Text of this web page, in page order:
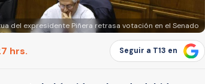
del expresidente Piñera retrasa votación en el Senado
hrs. Seguir a T13 en